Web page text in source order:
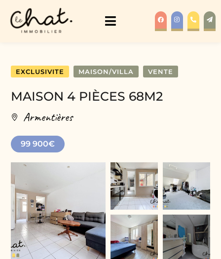
EXCLUSIVITE MAISON/VILLA VENTE
MAISON 4 PIÈCES 68M2
Armentières
99 900€
+1